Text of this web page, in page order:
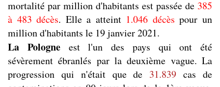
mortalité par million d'habitants est passée de 385
à 483 décès. Elle a atteint1.046 décès pour un
million d'habitants le 19 janvier 2021.
La Pologne
est l'un des pays qui ont été
sévèrement ébranlés par la deuxième vague. La
progression qui n'était que de 31.839 cas de